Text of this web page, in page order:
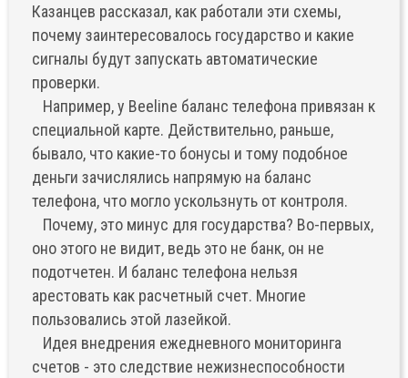
Казанцев рассказал, как работали эти схемы,
почему заинтересовалось государство и какие
сигналы будут запускать автоматические
проверки.
Например, у Beeline баланс телефона привязан к
специальной карте. Действительно, раньше,
бывало, что какие-то бонусы и тому подобное
деньги зачислялись напрямую на баланс
телефона, что могло ускользнуть от контроля.
Почему, это минус для государства? Во-первых,
оно этого не видит, ведь это не банк, он не
подотчетен. И баланс телефона нельзя
арестовать как расчетный счет. Многие
пользовались этой лазейкой.
Идея внедрения ежедневного мониторинга
счетов - это следствие нежизнеспособности